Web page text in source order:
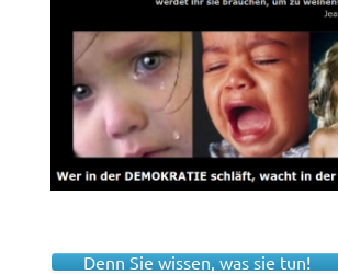
Denn Sie wissen, was sie tun!